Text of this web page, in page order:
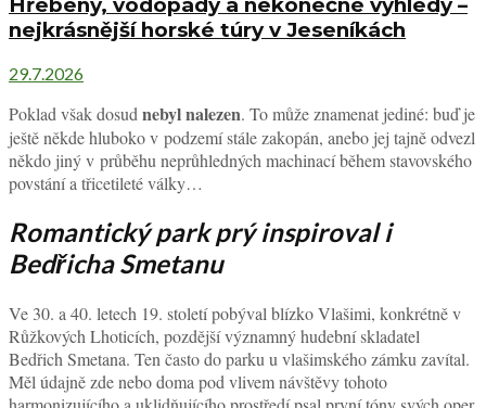
nejkrásnější horské túry v Jeseníkách
29.7.2026
Poklad však dosud nebyl nalezen. To může znamenat jediné: buď je
ještě někde hluboko v podzemí stále zakopán, anebo jej tajně odvezl
někdo jiný v průběhu neprůhledných machinací během stavovského
povstání a třicetileté války…
Romantický park prý inspiroval i
Bedřicha Smetanu
Ve 30. a 40. letech 19. století pobýval blízko Vlašimi, konkrétně v
Růžkových Lhoticích, pozdější významný hudební skladatel
Bedřich Smetana. Ten často do parku u vlašimského zámku zavítal.
Měl údajně zde nebo doma pod vlivem návštěvy tohoto